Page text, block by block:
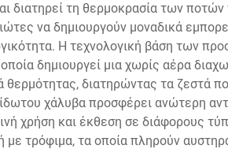
διατηρεί τη θερμοκρασία των ποτών
να δημιουργούν μοναδικά
Η τεχνολογική βάση των
δημιουργεί μια χωρίς αέρα
θερμότητας, διατηρώντας τα ζεστά
χάλυβα προσφέρει ανώτερη
χρήση και έκθεση σε διάφορους
με τρόφιμα, τα οποία πληρούν